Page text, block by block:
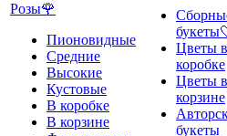
Розы🌹
Пионовидные
Средние
Высокие
Кустовые
В коробке
В корзине
Цветы в
коробке
Цветы в
корзине
букеты